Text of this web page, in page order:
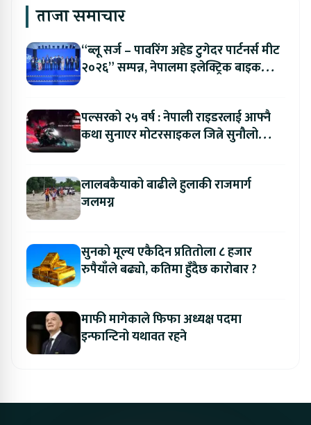
ताजा समाचार
“ब्लू सर्ज – पावरिंग अहेड टुगेदर पार्टनर्स मीट
२०२६” सम्पन्न, नेपालमा इलेक्ट्रिक बाइक
पल्सरको २५ वर्ष : नेपाली राइडरलाई आफ्नै
कथा सुनाएर मोटरसाइकल जित्ने सुनौलो
लालबकैयाको बाढीले हुलाकी राजमार्ग
जलमग्न
सुनको मूल्य एकैदिन प्रतितोला ८ हजार
रुपैयाँले बढ्यो, कतिमा हुँदैछ कारोबार ?
माफी मागेकाले फिफा अध्यक्ष पदमा
इन्फान्टिनो यथावत रहने